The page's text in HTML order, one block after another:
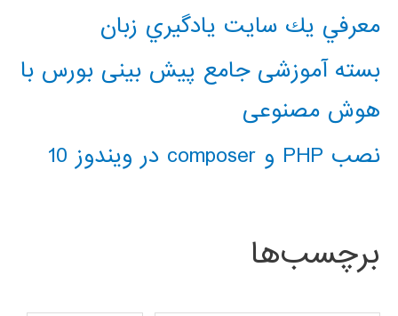
معرفي يك سايت يادگيري زبان
بسته آموزشی جامع پیش بینی بورس با
هوش مصنوعی
نصب PHP و composer در ویندوز 10
برچسب‌ها